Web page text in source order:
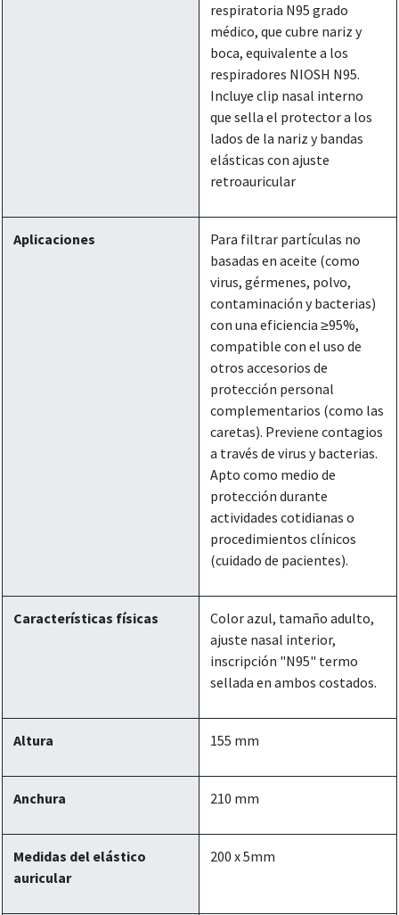
respiratoria N95 grado
médico, que cubre nariz y
boca, equivalente a los
respiradores NIOSH N95.
Incluye clip nasal interno
que sella el protector a los
lados de la nariz y bandas
elásticas con ajuste
retroauricular
Aplicaciones
Para filtrar partículas no
basadas en aceite (como
virus, gérmenes, polvo,
contaminación y bacterias)
con una eficiencia ≥95%,
compatible con el uso de
otros accesorios de
protección personal
complementarios (como las
caretas). Previene contagios
a través de virus y bacterias.
Apto como medio de
protección durante
actividades cotidianas o
procedimientos clínicos
(cuidado de pacientes).
Características físicas
Color azul, tamaño adulto,
ajuste nasal interior,
inscripción "N95" termo
sellada en ambos costados.
Altura 155 mm
Anchura 210 mm
Medidas del elástico
auricular
200 x 5mm